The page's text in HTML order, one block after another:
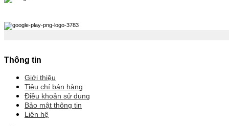
Thông tin
Giới thiệu
Tiêu chí bán hàng
Điều khoản sử dụng
Bảo mật thông tin
Liên hệ